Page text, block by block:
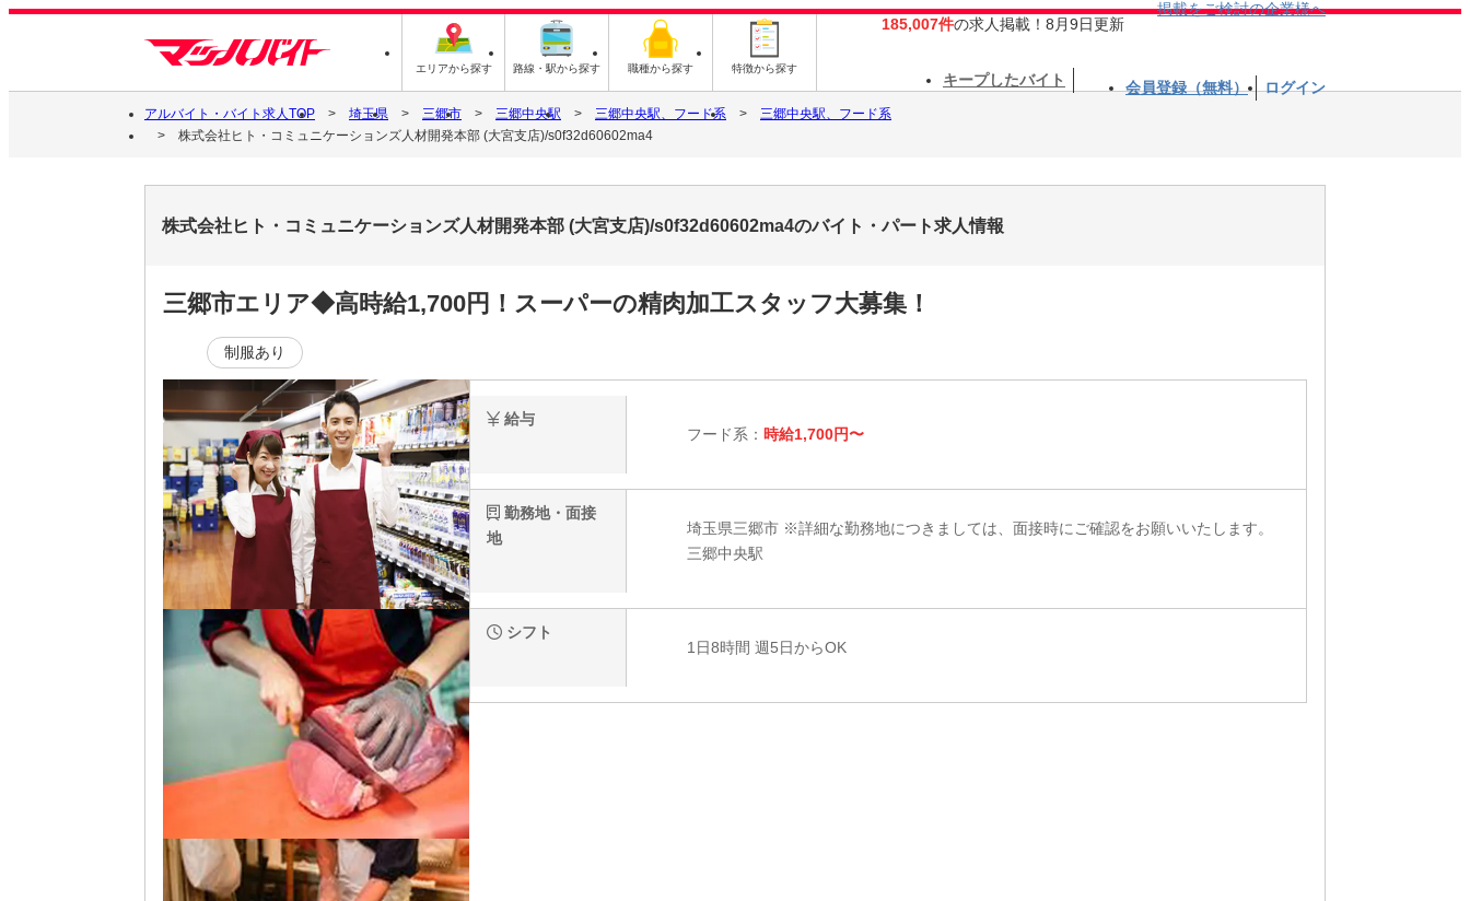
エリアから探す 路線・駅から探す 職種から探す 特徴から探す
185,007件の求人掲載！8月9日更新
掲載をご検討の企業様へ
キープしたバイト 会員登録（無料） ログイン
アルバイト・バイト求人TOP 埼玉県 三郷市 三郷中央駅 三郷中央駅、フード系
三郷中央駅、フード系
株式会社ヒト・コミュニケーションズ人材開発本部 (大宮支店)/s0f32d60602ma4
株式会社ヒト・コミュニケーションズ人材開発本部 (大宮支店)/s0f32d60602ma4のバイト・パート求人情報
三郷市エリア◆高時給1,700円！スーパーの精肉加工スタッフ大募集！
制服あり
給与
フード系： 時給1,700円〜
勤務地・面接
地
埼玉県三郷市 ※詳細な勤務地につきましては、面接時にご確認をお願いいたします。
三郷中央駅
シフト
1日8時間 週5日からOK